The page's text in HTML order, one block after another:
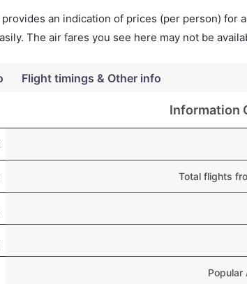
an indication of prices (per person) for
The air fares you see here may not be
Flight timings & Other info
Information
Total flights
Popular